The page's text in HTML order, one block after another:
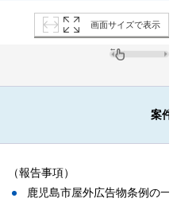
画面サイズで表示
案件
（報告事項）
鹿児島市屋外広告物条例の一